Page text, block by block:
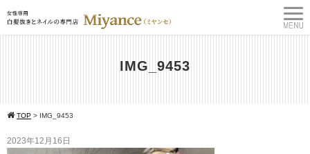
IMG_9453
TOP > IMG_9453
2023年12月16日